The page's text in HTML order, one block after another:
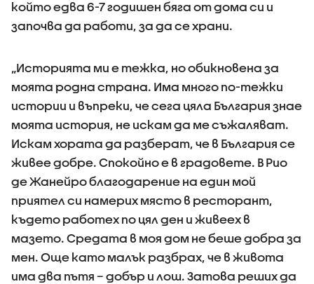
който едва 6-7 годишен бяга от дома си и
започва да работи, за да се храни.
„Историята ми е тежка, но обикновена за
моята родна страна. Има много по-тежки
истории и въпреки, че сега цяла България знае
моята история, не искам да ме съжаляват.
Искам хората да разберат, че в България се
живее добре. Спокойно е в градовете. В Рио
де Жанейро благодарение на един мой
приятел си намерих място в ресторант,
където работех по цял ден и живеех в
мазето. Средата в моя дом не беше добра за
мен. Още като малък разбрах, че в живота
има два пътя – добър и лош. Затова реших да